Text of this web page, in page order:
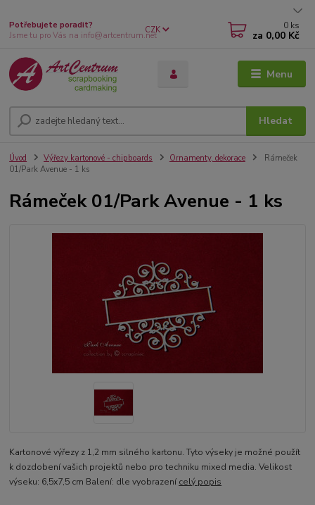
Menu
CZK
Hledat
Potřebujete poradit?
Jsme tu pro Vás na info@artcentrum.net
0 ks
za 0,00 Kč
Úvod Výřezy kartonové - chipboards Ornamenty, dekorace
Rámeček
01/Park Avenue - 1 ks
Rámeček 01/Park Avenue - 1 ks
Kartonové výřezy z 1,2 mm silného kartonu. Tyto výseky je možné použít
k dozdobení vašich projektů nebo pro techniku mixed media. Velikost
výseku: 6,5x7,5 cm Balení: dle vyobrazení celý popis